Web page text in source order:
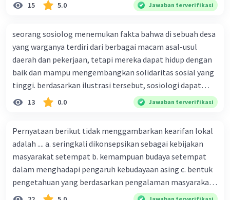
15 5.0 Jawaban terverifikasi
seorang sosiolog menemukan fakta bahwa di sebuah desa
yang warganya terdiri dari berbagai macam asal-usul
daerah dan pekerjaan, tetapi mereka dapat hidup dengan
baik dan mampu mengembangkan solidaritas sosial yang
tinggi. berdasarkan ilustrasi tersebut, sosiologi dapat
berfungsi sebagai ilmu yang ....
13 0.0 Jawaban terverifikasi
Pernyataan berikut tidak menggambarkan kearifan lokal
adalah .... a. seringkali dikonsepsikan sebagai kebijakan
masyarakat setempat b. kemampuan budaya setempat
dalam menghadapi pengaruh kebudayaan asing c. bentuk
pengetahuan yang berdasarkan pengalaman masyarakat
turun temurun antargenerasi d. Kebijakan manusia yang